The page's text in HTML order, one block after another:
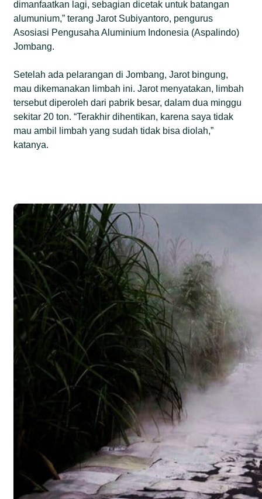
dimanfaatkan lagi, sebagian dicetak untuk batangan
alumunium,” terang Jarot Subiyantoro, pengurus
Asosiasi Pengusaha Aluminium Indonesia (Aspalindo)
Jombang.
Setelah ada pelarangan di Jombang, Jarot bingung,
mau dikemanakan limbah ini. Jarot menyatakan, limbah
tersebut diperoleh dari pabrik besar, dalam dua minggu
sekitar 20 ton. “Terakhir dihentikan, karena saya tidak
mau ambil limbah yang sudah tidak bisa diolah,”
katanya.